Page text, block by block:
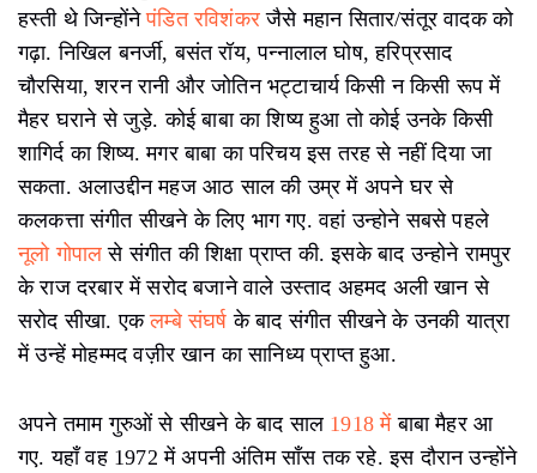
हस्ती थे जिन्होंनेपंडित रविशंकर जैसे महान सितार/संतूर वादक को
गढ़ा. निखिल बनर्जी, बसंत रॉय, पन्नालाल घोष, हरिप्रसाद
चौरसिया, शरन रानी और जोतिन भट्टाचार्य किसी न किसी रूप में
मैहर घराने से जुड़े. कोई बाबा का शिष्य हुआ तो कोई उनके किसी
शागिर्द का शिष्य. मगर बाबा का परिचय इस तरह से नहीं दिया जा
सकता. अलाउद्दीन महज आठ साल की उम्र में अपने घर से
कलकत्ता संगीत सीखने के लिए भाग गए. वहां उन्होने सबसे पहले
नूलो गोपाल से संगीत की शिक्षा प्राप्त की. इसके बाद उन्होने रामपुर
के राज दरबार में सरोद बजाने वाले उस्ताद अहमद अली खान से
सरोद सीखा. एकलम्बे संघर्ष के बाद संगीत सीखने के उनकी यात्रा
में उन्हें मोहम्मद वज़ीर खान का सानिध्य प्राप्त हुआ.
अपने तमाम गुरुओं से सीखने के बाद साल 1918 मेंबाबा मैहर आ
गए. यहाँ वह 1972 में अपनी अंतिम साँस तक रहे. इस दौरान उन्होंने